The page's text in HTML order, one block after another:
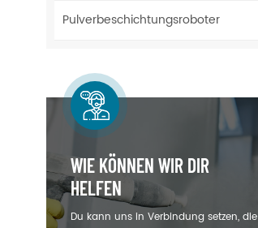
Pulverbeschichtungsroboter
WIE KÖNNEN WIR DIR
HELFEN
Du kann uns in Verbindung setzen, die